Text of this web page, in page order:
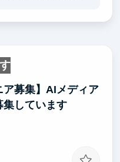
ァンドのオーナーを
流の機会を設けてお
業や投資を行ってい
インターン生にとっ
多くのインターン生
ア募集】AIメディア
集しています